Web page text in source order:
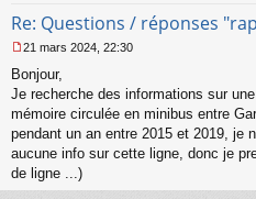
Re: Questions / réponses
e
s
s
g
e
n
o
21 mars 2024, 22:30
Bonjour,
Je recherche des informations sur
mémoire circulée en minibus entre
pendant un an entre 2015 et 2019, je
aucune info sur cette ligne, donc je
de ligne ...)